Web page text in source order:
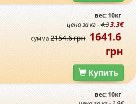
вес: 10кг
цена за кг -4.33.3€
сумма2154.6 грн 1641.6
грн
Купить
вес: 10кг